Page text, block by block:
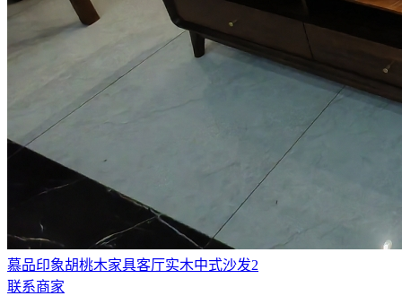
慕品印象胡桃木家具客厅实木中式沙发2
联系商家